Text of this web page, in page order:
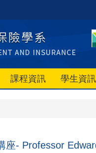
課程資訊 學生資訊
座- Professor